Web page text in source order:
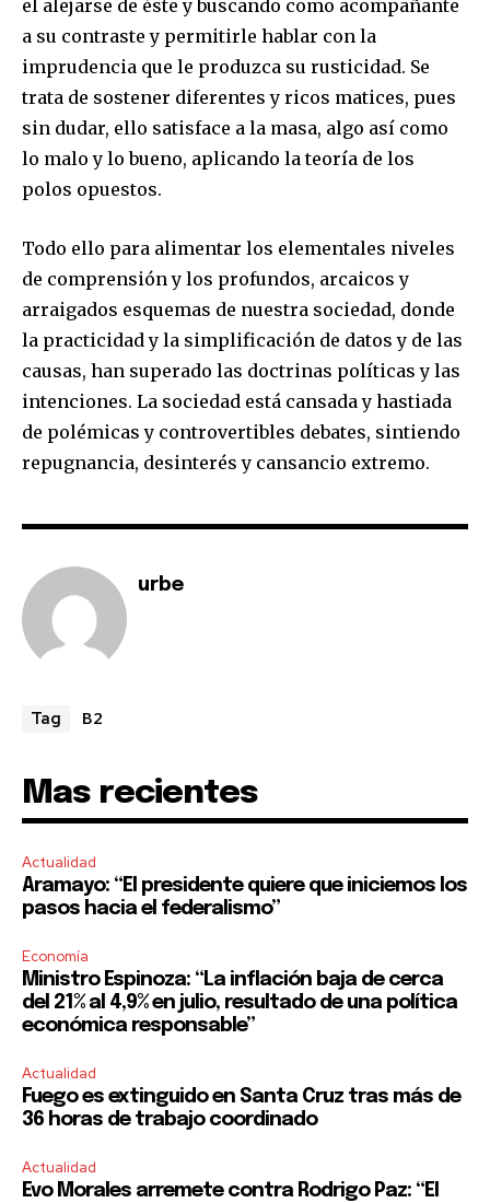
el alejarse de éste y buscando como acompañante
a su contraste y permitirle hablar con la
imprudencia que le produzca su rusticidad. Se
trata de sostener diferentes y ricos matices, pues
sin dudar, ello satisface a la masa, algo así como
lo malo y lo bueno, aplicando la teoría de los
polos opuestos.
Todo ello para alimentar los elementales niveles
de comprensión y los profundos, arcaicos y
arraigados esquemas de nuestra sociedad, donde
la practicidad y la simplificación de datos y de las
causas, han superado las doctrinas políticas y las
intenciones. La sociedad está cansada y hastiada
de polémicas y controvertibles debates, sintiendo
repugnancia, desinterés y cansancio extremo.
urbe
Tag B2
Mas recientes
Actualidad
Aramayo: “El presidente quiere que iniciemos los
pasos hacia el federalismo”
Economía
Ministro Espinoza: “La inflación baja de cerca
del 21% al 4,9% en julio, resultado de una política
económica responsable”
Actualidad
Fuego es extinguido en Santa Cruz tras más de
36 horas de trabajo coordinado
Actualidad
Evo Morales arremete contra Rodrigo Paz: “El